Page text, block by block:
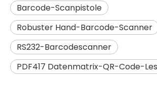
Barcode-Scanpistole
Robuster Hand-Barcode-Scanner
RS232-Barcodescanner
PDF417 Datenmatrix-QR-Code-